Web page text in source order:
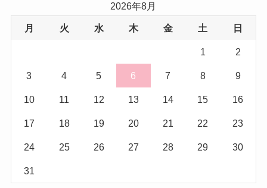
2026年8月
月 火 水 木 金 土 日
1 2
3 4 5 6 7 8 9
10 11 12 13 14 15 16
17 18 19 20 21 22 23
24 25 26 27 28 29 30
31